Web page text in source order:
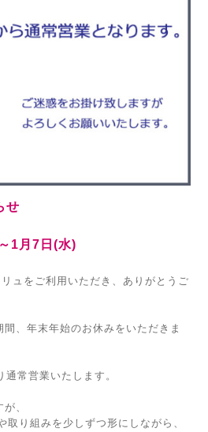
せ
1月7日(水)
ュをご利用いただき、ありがとうご
、年末年始のお休みをいただきま
常営業いたします。
、
取り組みを少しずつ形にしながら、